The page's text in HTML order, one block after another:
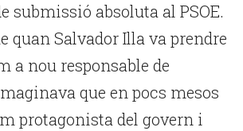
submissió absoluta al PSOE.
quan Salvador Illa va prendre
a nou responsable de
que en pocs mesos
protagonista del govern i